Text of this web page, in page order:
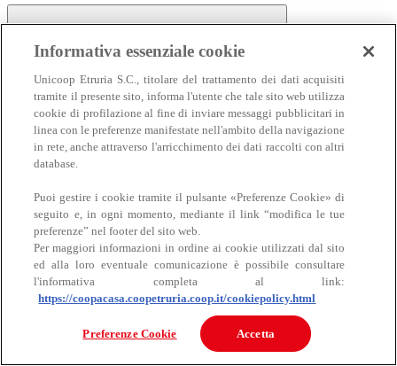
Carne
Carne
Bovino
Informativa essenziale cookie
Unicoop Etruria S.C., titolare del trattamento dei dati acquisiti
tramite il presente sito, informa l'utente che tale sito web utilizza
cookie di profilazione al fine di inviare messaggi pubblicitari in
linea con le preferenze manifestate nell'ambito della navigazione
in rete, anche attraverso l'arricchimento dei dati raccolti con altri
database.
Puoi gestire i cookie tramite il pulsante «Preferenze Cookie» di
seguito e, in ogni momento, mediante il link “modifica le tue
preferenze” nel footer del sito web.
Per maggiori informazioni in ordine ai cookie utilizzati dal sito
ed alla loro eventuale comunicazione è possibile consultare
l'informativa completa al link:
https://coopacasa.coopetruria.coop.it/cookiepolicy.html
Preferenze Cookie Accetta